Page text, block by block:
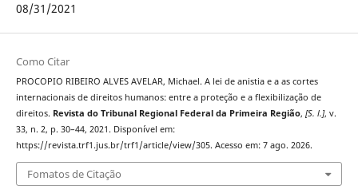
08/31/2021
Como Citar
PROCOPIO RIBEIRO ALVES AVELAR, Michael. A lei de anistia e a as cortes
internacionais de direitos humanos: entre a proteção e a flexibilização de
direitos. Revista do Tribunal Regional Federal da Primeira Região, [S. l.], v.
33, n. 2, p. 30–44, 2021. Disponível em:
https://revista.trf1.jus.br/trf1/article/view/305. Acesso em: 7 ago. 2026.
Fomatos de Citação